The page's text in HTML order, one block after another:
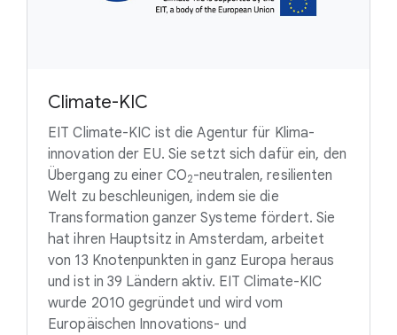
Climate-KIC
EIT Climate-KIC ist die Agentur für Klima-
innovation der EU. Sie setzt sich dafür ein, den
Übergang zu einer CO2-neutralen, resilienten
Welt zu beschleunigen, indem sie die
Transformation ganzer Systeme fördert. Sie
hat ihren Hauptsitz in Amsterdam, arbeitet
von 13 Knotenpunkten in ganz Europa heraus
und ist in 39 Ländern aktiv. EIT Climate-KIC
wurde 2010 gegründet und wird vom
Europäischen Innovations- und